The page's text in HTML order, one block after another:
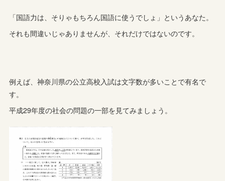
「国語力は、そりゃもちろん国語に使うでしょ」というあなた。
それも間違いじゃありませんが、それだけではないのです。
例えば、神奈川県の公立高校入試は文字数が多いことで有名で
す。
平成29年度の社会の問題の一部を見てみましょう。